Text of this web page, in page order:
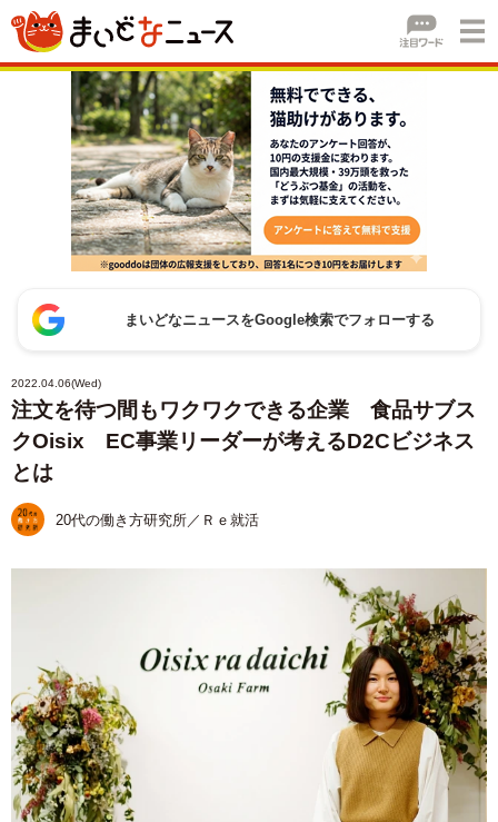
まいどなニュースをGoogle検索でフォローする
2022.04.06(Wed)
注文を待つ間もワクワクできる企業 食品サブス
クOisix EC事業リーダーが考えるD2Cビジネス
とは
20代の働き方研究所／Ｒｅ就活